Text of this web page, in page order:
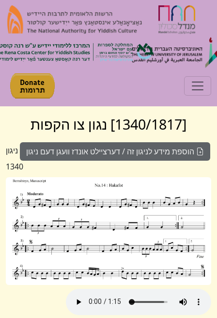
Toggle navigation
הוספת מידע לניגון זה / דערציילט אונדז וועגן דעם ניגון ניגון
1340